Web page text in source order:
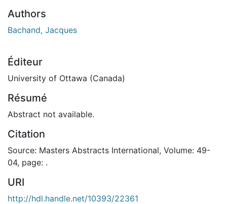
Authors
Bachand, Jacques
Éditeur
University of Ottawa (Canada)
Résumé
Abstract not available.
Citation
Source: Masters Abstracts International, Volume: 49-
04, page: .
URI
http://hdl.handle.net/10393/22361